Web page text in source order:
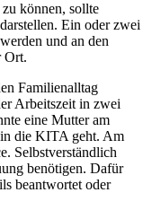
können, sollte
Ein oder zwei
und an den
Ort.
Familienalltag
Arbeitszeit in zwei
eine Mutter am
die KITA geht. Am
Selbstverständlich
benötigen. Dafür
beantwortet oder